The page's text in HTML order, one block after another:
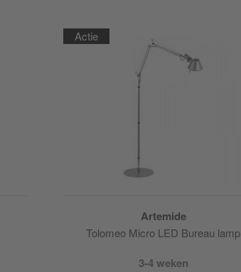
Artemide
Tolomeo Micro LED Bureau lamp
3-4 weken
Actie